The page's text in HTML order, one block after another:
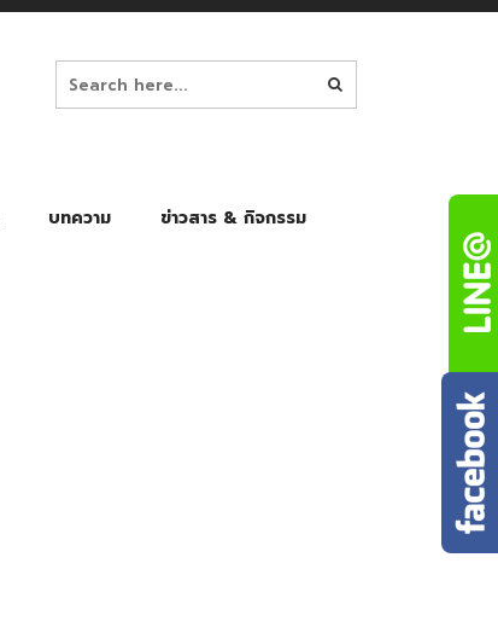
บทความ ข่าวสาร & กิจกรรม